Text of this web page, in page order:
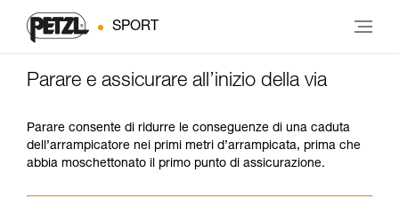
SPORT
Parare e assicurare all’inizio della via
Parare consente di ridurre le conseguenze di una caduta
dell’arrampicatore nei primi metri d’arrampicata, prima che
abbia moschettonato il primo punto di assicurazione.